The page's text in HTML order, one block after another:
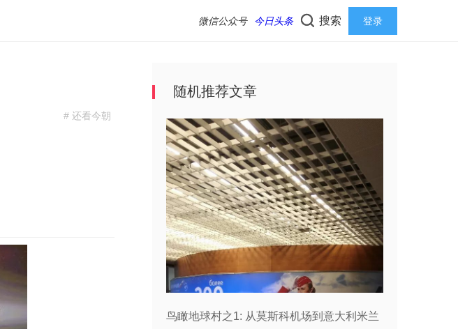
微信公众号 今日头条 搜索 登录
# 还看今朝
随机推荐文章
鸟瞰地球村之1: 从莫斯科机场到意大利米兰